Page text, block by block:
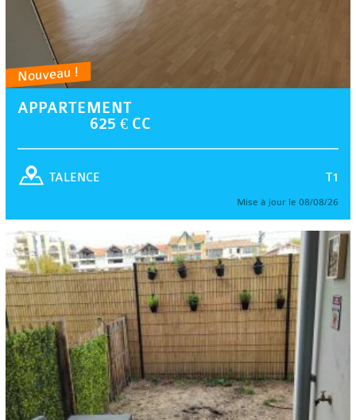
Nouveau !
APPARTEMENT
625 € CC
T1
TALENCE
Mise à jour le 08/08/26